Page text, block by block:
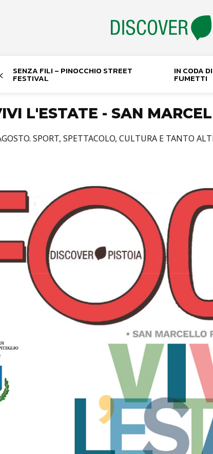
SENZA FILI – PINOCCHIO STREET
FESTIVAL
IN CODA
FUMETTI
L'ESTATE - SAN
SPORT, SPETTACOLO, CULTURA E TANTO